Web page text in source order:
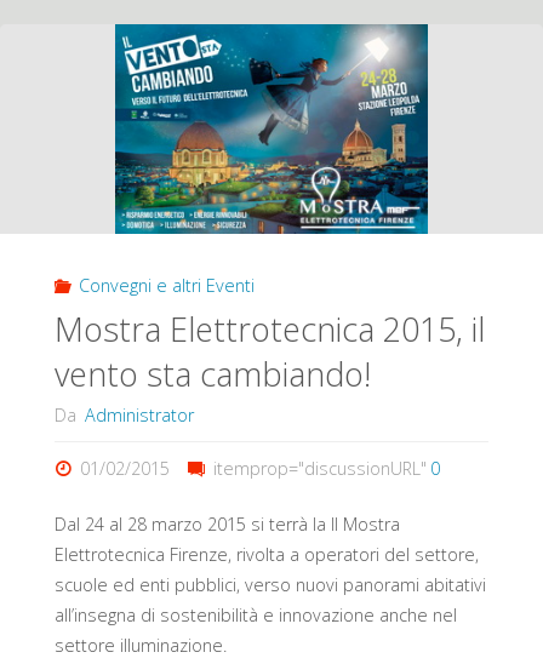
vince
il
premio
Legambiente
2015:
Innovazione
amica
Convegni e altri Eventi
Mostra Elettrotecnica 2015, il
vento sta cambiando!
Da Administrator
01/02/2015 itemprop="discussionURL" 0
Dal 24 al 28 marzo 2015 si terrà la II Mostra
Elettrotecnica Firenze, rivolta a operatori del settore,
scuole ed enti pubblici, verso nuovi panorami abitativi
all’insegna di sostenibilità e innovazione anche nel
settore illuminazione.